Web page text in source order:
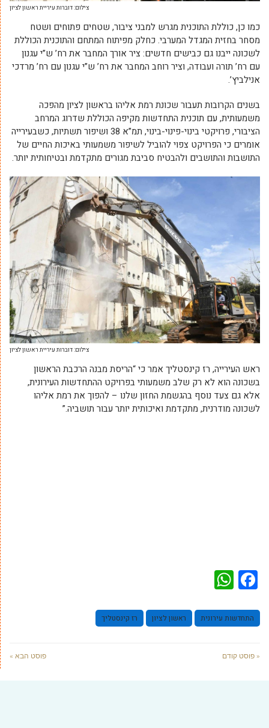
צילום: דוברות עיריית ראשון לציון
כמו כן, כוללת התוכנית מגרש למבני ציבור, שטחים פתוחים ושטח
מסחר בחזית המגדל המערבי. כחלק מפיתוח המתחם והתוכנית הכוללת
לשכונה ייבנו גם כבישים חדשים: ציר אורך המחבר את רח’ ש”י עגנון
עם רח’ תורה ועבודה, וציר רוחב המחבר את רח’ ש”י עגנון עם רח’ מרדכי
אנילביץ’.
בשנים הקרובות תעבור שכונת רמת אליהו בראשון לציון מהפכה
משמעותית, עם תוכנית התחדשות מקיפה הכוללת שדרוג המרחב
הציבורי, פרויקטי בינוי-פינוי-בינוי, תמ”א 38 ושיפור תשתיות, כשבעירייה
אומרים כי הפרויקט צפוי להוביל לשיפור משמעותי באיכות החיים של
התושבות והתושבים ולהבטיח סביבת מגורים מתקדמת ובטיחותית יותר.
צילום: דוברות עיריית ראשון לציון
ראש העירייה, רז קינסטליך אמר כי “הריסת מבנה הרכבת הראשון
בשכונה הוא לא רק שלב משמעותי בפרויקט ההתחדשות העירונית,
אלא גם צעד נוסף בהגשמת החזון שלנו – להפוך את רמת אליהו
לשכונה מודרנית, מתקדמת ואיכותית יותר עבור תושביה.”
Facebook
התחדשות עירונית ראשון לציון רז קינסטליך
« פוסט קודם פוסט הבא »